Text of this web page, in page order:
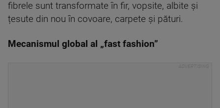
fibrele sunt transformate în fir, vopsite, albite și
țesute din nou în covoare, carpete și pături.
Mecanismul global al „fast fashion”